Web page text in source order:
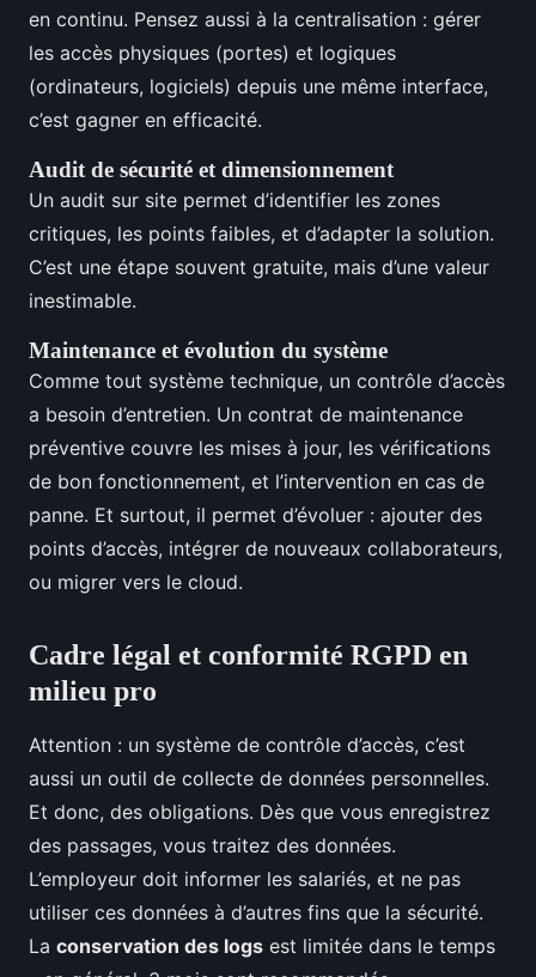
en continu. Pensez aussi à la centralisation : gérer
les accès physiques (portes) et logiques
(ordinateurs, logiciels) depuis une même interface,
c’est gagner en efficacité.
Audit de sécurité et dimensionnement
Un audit sur site permet d’identifier les zones
critiques, les points faibles, et d’adapter la solution.
C’est une étape souvent gratuite, mais d’une valeur
inestimable.
Maintenance et évolution du système
Comme tout système technique, un contrôle d’accès
a besoin d’entretien. Un contrat de maintenance
préventive couvre les mises à jour, les vérifications
de bon fonctionnement, et l’intervention en cas de
panne. Et surtout, il permet d’évoluer : ajouter des
points d’accès, intégrer de nouveaux collaborateurs,
ou migrer vers le cloud.
Cadre légal et conformité RGPD en
milieu pro
Attention : un système de contrôle d’accès, c’est
aussi un outil de collecte de données personnelles.
Et donc, des obligations. Dès que vous enregistrez
des passages, vous traitez des données.
L’employeur doit informer les salariés, et ne pas
utiliser ces données à d’autres fins que la sécurité.
La conservation des logs est limitée dans le temps